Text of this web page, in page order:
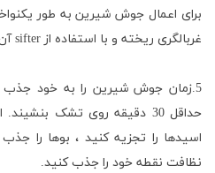
برای اعمال جوش شیرین به طور
غربالگری ریخته و با استفاده از
5. زمان جوش شیرین را به خود جذب
حداقل 30 دقیقه روی تشک بنشیند
.
اسیدها را تجزیه کنید ، بوها را جذب
نظافت نقطه خود را جذب کنید.